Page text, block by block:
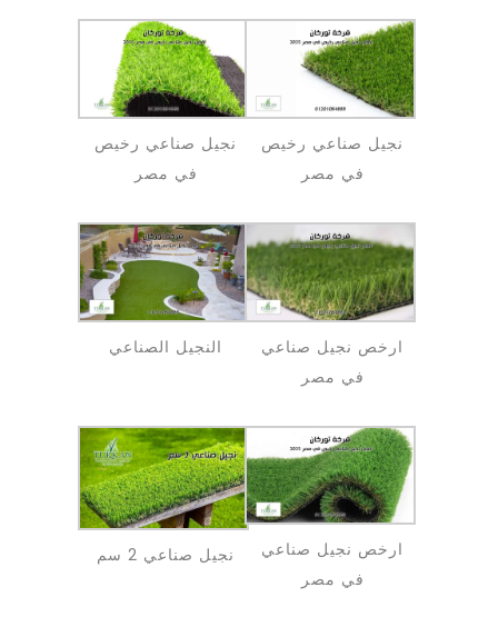
نجيل صناعي رخيص
في مصر
نجيل صناعي رخيص
في مصر
ارخص نجيل صناعي
في مصر
النجيل الصناعي
ارخص نجيل صناعي
في مصر
نجيل صناعي 2 سم